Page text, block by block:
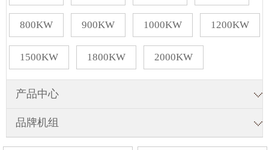
800KW 900KW 1000KW 1200KW
1500KW 1800KW 2000KW
产品中心
品牌机组